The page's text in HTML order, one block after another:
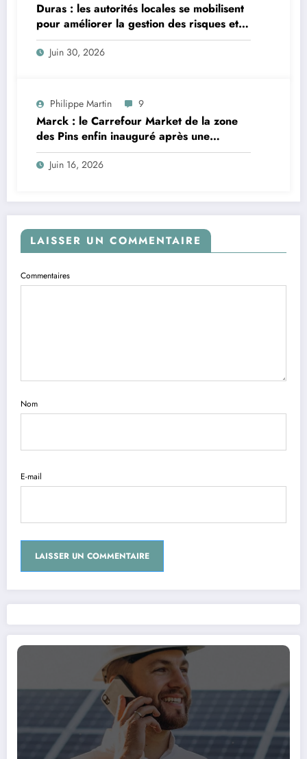
Duras : les autorités locales se mobilisent
pour améliorer la gestion des risques et
moderniser les infrastructures
Juin 30, 2026
Philippe Martin 9
Marck : le Carrefour Market de la zone
des Pins enfin inauguré après une
décennie de procédures
Juin 16, 2026
LAISSER UN COMMENTAIRE
Commentaires
Nom
E-mail